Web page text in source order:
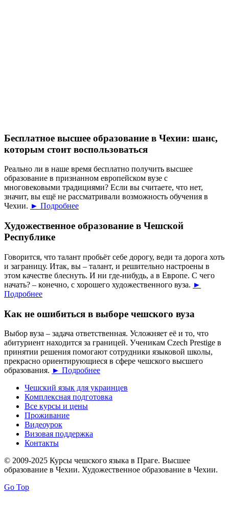
Бесплатное высшее образование в Чехии: шанс,
которым стоит воспользоваться
Реально ли в наше время бесплатно получить высшее
образование в признанном европейском вузе с
многовековыми традициями? Если вы считаете, что нет,
значит, вы ещё не рассматривали возможность обучения в
Чехии. ► Подробнее
Художественное образование в Чешской
Республике
Говорится, что талант пробьёт себе дорогу, веди та дорога хоть
и заграницу. Итак, вы – талант, и решительно настроены в
этом качестве блеснуть. И ни где-нибудь, а в Европе. С чего
начать? – конечно, с хорошего художественного вуза. ►
Подробнее
Как не ошибиться в выборе чешского вуза
Выбор вуза – задача ответственная. Усложняет её и то, что
абитуриент находится за границей. Ученикам Czech Prestige в
принятии решения помогают сотрудники языковой школы,
прекрасно ориентирующиеся в сфере чешского высшего
образования. ► Подробнее
Чешский язык для украинцев
Комплексная подготовка
Все курсы и цены
Проживание
Видеоурок
Визовая поддержка
Контакты
© 2009-2025 Курсы чешского языка в Праге. Высшее
образование в Чехии. Художественное образование в Чехии.
Go Top